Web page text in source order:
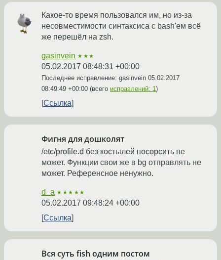
Какое-то время пользовался им, но из-за
несовместимости синтаксиса c bash'ем всё
же перешёл на zsh.
gasinvein ★★★
05.02.2017 08:48:31 +00:00
Последнее исправление: gasinvein 05.02.2017
08:49:49 +00:00 (всего исправлений: 1)
Ссылка
Фигня для дошколят
/etc/profile.d без костылей посорсить не
может. Функции свои же в bg отправлять не
может. Референсное ненужно.
d_a ★★★★★
05.02.2017 09:48:24 +00:00
Ссылка
Вся суть fish одним постом